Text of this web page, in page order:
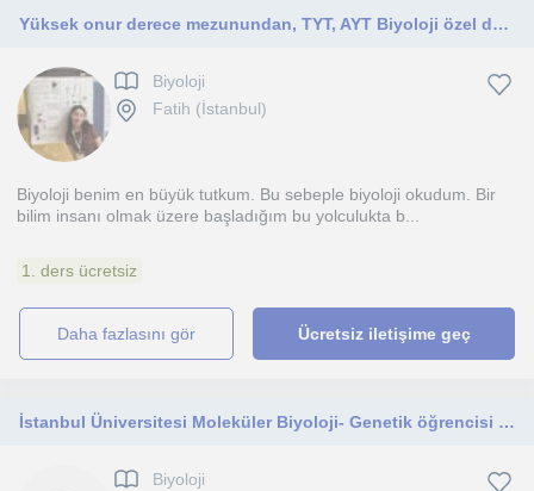
Yüksek onur derece mezunundan, TYT, AYT Biyoloji özel ders
Biyoloji
Fatih (İstanbul)
Biyoloji benim en büyük tutkum. Bu sebeple biyoloji okudum. Bir
bilim insanı olmak üzere başladığım bu yolculukta b...
1. ders ücretsiz
daha fazlasını gör Ücretsiz iletişime geç
İstanbul Üniversitesi Moleküler Biyoloji- Genetik öğrencisi olarak yurtdışı ve yurtiçi kurumlarda tıbbı çalışmalar gerçekleştirdim
Biyoloji